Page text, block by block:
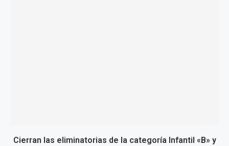
Cierran las eliminatorias de la categoría Infantil «B» y